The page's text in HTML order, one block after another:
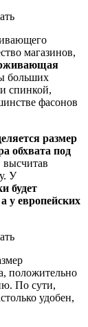
магазинов,
больших
спинкой,
фасонов
размер
обхвата под
высчитав
У
будет
у европейских
положительно
По сути,
удобен,